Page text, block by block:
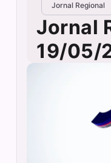
Jornal Regional
Jornal
19/05/